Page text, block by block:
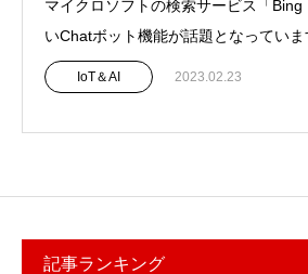
マイクロソフトの検索サービス「Bing
いChatボット機能が話題となっていま
IoT＆AI 2023.02.23
記事ランキング